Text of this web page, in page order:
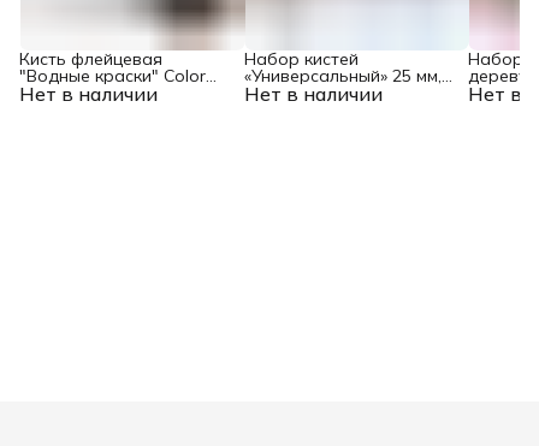
Нет в наличии
Кисть флейцевая
"Водные краски" Color
Line 50 x 12 мм Matrix Нет в наличии
Набор кистей
«Универсальный» 25 мм,
35 мм, 50 мм Color Line Нет в
Набор
мм